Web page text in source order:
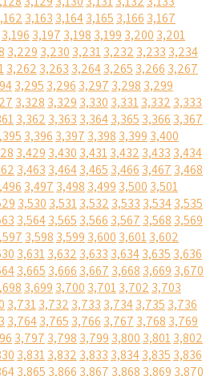
3,163 3,1643,165 3,166 3,167
3,196 3,197 3,198 3,199 3,200 3,201
3,229 3,230 3,2313,232 3,233 3,234
3,262 3,263 3,2643,265 3,266 3,267
3,295 3,296 3,297 3,298 3,299
3,328 3,329 3,330 3,3313,332 3,333
3,362 3,363 3,3643,365 3,366 3,367
3,396 3,397 3,398 3,399 3,400
3,429 3,430 3,4313,432 3,433 3,434
3,463 3,4643,465 3,466 3,467 3,468
3,497 3,498 3,499 3,500 3,501
3,530 3,5313,532 3,533 3,5343,535
3,5643,565 3,566 3,567 3,568 3,569
3,598 3,599 3,600 3,6013,602
3,6313,632 3,633 3,6343,635 3,636
3,665 3,666 3,667 3,668 3,669 3,670
3,699 3,700 3,7013,702 3,703
3,7313,732 3,733 3,7343,735 3,736
3,7643,765 3,766 3,767 3,768 3,769
3,797 3,798 3,799 3,800 3,8013,802
3,8313,832 3,833 3,8343,835 3,836
3,865 3,866 3,867 3,868 3,869 3,870